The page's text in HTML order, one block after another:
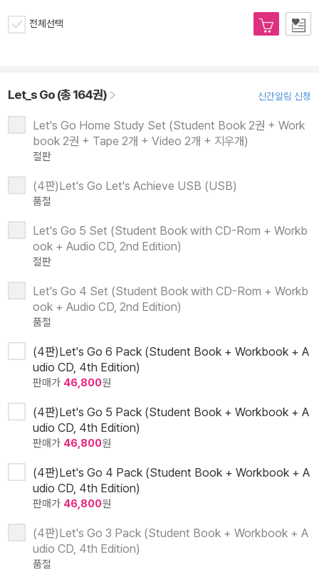
전체선택
Let_s Go (총 164권) 신간알림 신청
Let's Go Home Study Set (Student Book 2권 + Work
book 2권 + Tape 2개 + Video 2개 + 지우개)
절판
(4판)Let's Go Let's Achieve USB (USB)
품절
Let's Go 5 Set (Student Book with CD-Rom + Workb
ook + Audio CD, 2nd Edition)
절판
Let's Go 4 Set (Student Book with CD-Rom + Workb
ook + Audio CD, 2nd Edition)
품절
(4판)Let's Go 6 Pack (Student Book + Workbook + A
udio CD, 4th Edition)
판매가 46,800원
(4판)Let's Go 5 Pack (Student Book + Workbook + A
udio CD, 4th Edition)
판매가 46,800원
(4판)Let's Go 4 Pack (Student Book + Workbook + A
udio CD, 4th Edition)
판매가 46,800원
(4판)Let's Go 3 Pack (Student Book + Workbook + A
udio CD, 4th Edition)
품절